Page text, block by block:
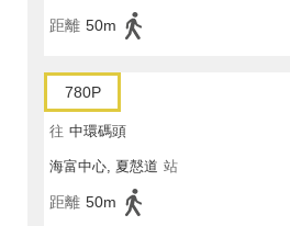
距離 50m
780P
往 中環碼頭
海富中心, 夏慤道 站
距離 50m